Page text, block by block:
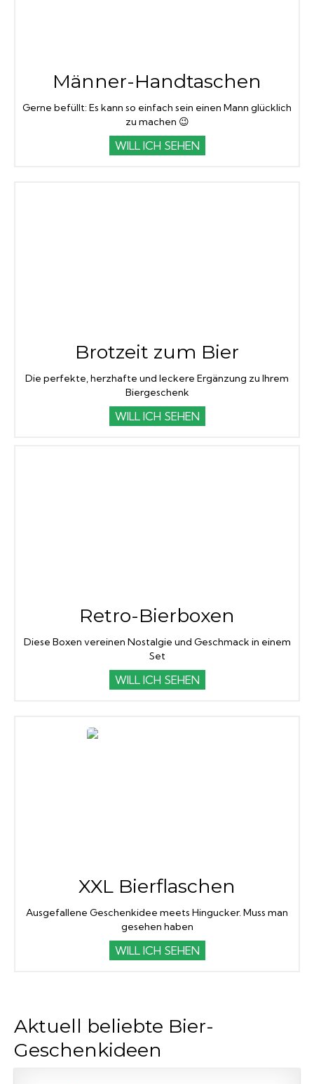
Männer-Handtaschen
Gerne befüllt: Es kann so einfach sein einen Mann glücklich
zu machen 😉
WILL ICH SEHEN
Brotzeit zum Bier
Die perfekte, herzhafte und leckere Ergänzung zu Ihrem
Biergeschenk
WILL ICH SEHEN
Retro-Bierboxen
Diese Boxen vereinen Nostalgie und Geschmack in einem
Set
WILL ICH SEHEN
XXL Bierflaschen
Ausgefallene Geschenkidee meets Hingucker. Muss man
gesehen haben
WILL ICH SEHEN
Aktuell beliebte Bier-
Geschenkideen